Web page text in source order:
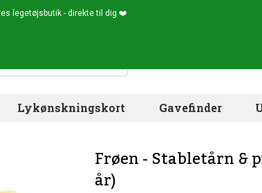
legetøjsbutik - direkte til dig ❤️
Lykønskningskort Gavefinder
Frøen - Stabletårn &
år)